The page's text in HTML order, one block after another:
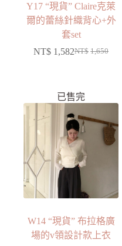
Y17 “現貨” Claire克萊
爾的蕾絲針織背心+外
套set
NT$ 1,650
NT$ 1,582
已售完
W14 “現貨” 布拉格廣
場的v領設計款上衣